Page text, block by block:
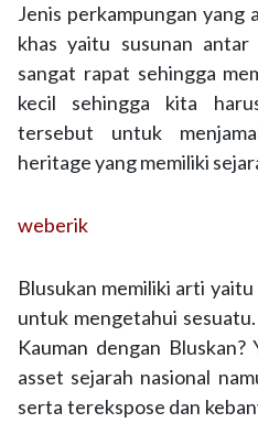
Jenis perkampungan yang
khas yaitu susunan
sangat rapat sehingga
kecil sehingga kita
tersebut untuk
heritage yang memiliki
weberik
Blusukan memiliki arti
untuk mengetahui
Kauman dengan Bluskan?
asset sejarah nasional
serta terekspose dan